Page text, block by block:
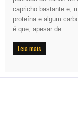
capricho bastante e,
proteína e algum
é que, apesar de
Leia mais